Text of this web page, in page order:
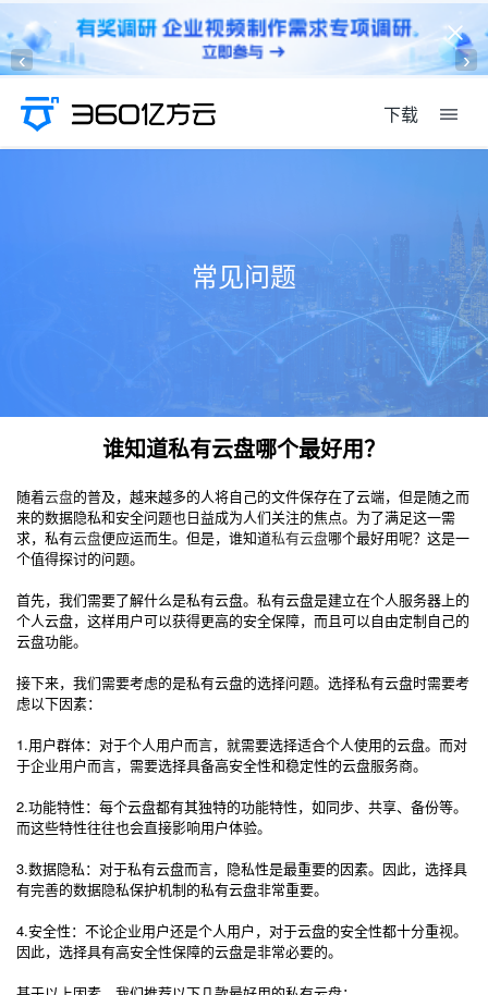
‹ ›
下载
常见问题
谁知道私有云盘哪个最好用？
随着云盘的普及，越来越多的人将自己的文件保存在了云端，但是随之而
来的数据隐私和安全问题也日益成为人们关注的焦点。为了满足这一需
求，私有云盘便应运而生。但是，谁知道私有云盘哪个最好用呢？这是一
个值得探讨的问题。
首先，我们需要了解什么是私有云盘。私有云盘是建立在个人服务器上的
个人云盘，这样用户可以获得更高的安全保障，而且可以自由定制自己的
云盘功能。
接下来，我们需要考虑的是私有云盘的选择问题。选择私有云盘时需要考
虑以下因素：
1.用户群体：对于个人用户而言，就需要选择适合个人使用的云盘。而对
于企业用户而言，需要选择具备高安全性和稳定性的云盘服务商。
2.功能特性：每个云盘都有其独特的功能特性，如同步、共享、备份等。
而这些特性往往也会直接影响用户体验。
3.数据隐私：对于私有云盘而言，隐私性是最重要的因素。因此，选择具
有完善的数据隐私保护机制的私有云盘非常重要。
4.安全性：不论企业用户还是个人用户，对于云盘的安全性都十分重视。
因此，选择具有高安全性保障的云盘是非常必要的。